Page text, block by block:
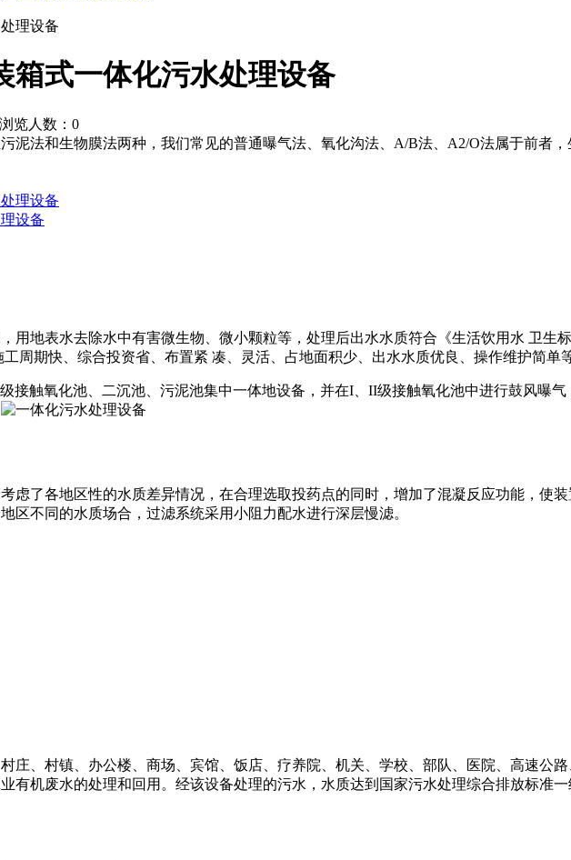
箱式一体化污水处理设备
浏览人数： 0
泥法和生物膜法两种，我们常见的普通曝气法、氧化沟法、A/B法、A2/O法属于前者，
用地表水去除水中有害微生物、微小颗粒等，处理后出水水质符合《生活饮用水 卫生
周期快、综合投资省、布置紧 凑、灵活、占地面积少、出水水质优良、操作维护简单
接触氧化池、二沉池、污泥池集中一体地设备，并在I、II级接触氧化池中进行鼓风曝
虑了各地区性的水质差异情况，在合理选取投药点的同时，增加了混凝反应功能，使
区不同的水质场合，过滤系统采用小阻力配水进行深层慢滤。
庄、村镇、办公楼、商场、宾馆、饭店、疗养院、机关、学校、部队、医院、高速公
有机废水的处理和回用。经该设备处理的污水，水质达到国家污水处理综合排放标准一